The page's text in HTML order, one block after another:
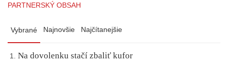
PARTNERSKÝ OBSAH
Vybrané Najnovšie Najčítanejšie
Na dovolenku stačí zbaliť kufor